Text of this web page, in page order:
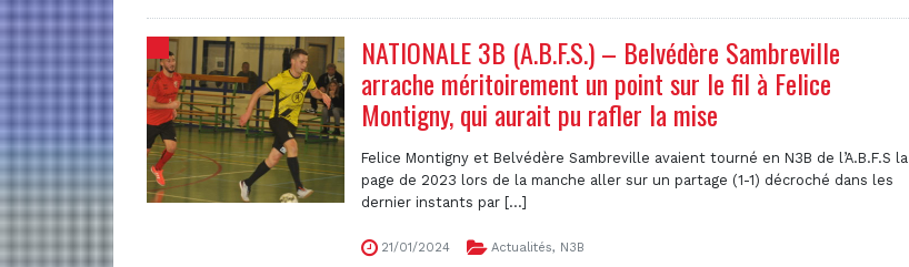
NATIONALE 3B (A.B.F.S.) – Belvédère Sambreville
arrache méritoirement un point sur le fil à Felice
Montigny, qui aurait pu rafler la mise
Felice Montigny et Belvédère Sambreville avaient tourné en N3B de l’A.B.F.S la
page de 2023 lors de la manche aller sur un partage (1-1) décroché dans les
dernier instants par [...]
21/01/2024 Actualités, N3B